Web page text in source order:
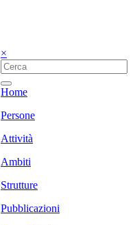
×
Home
Persone
Attività
Ambiti
Strutture
Pubblicazioni